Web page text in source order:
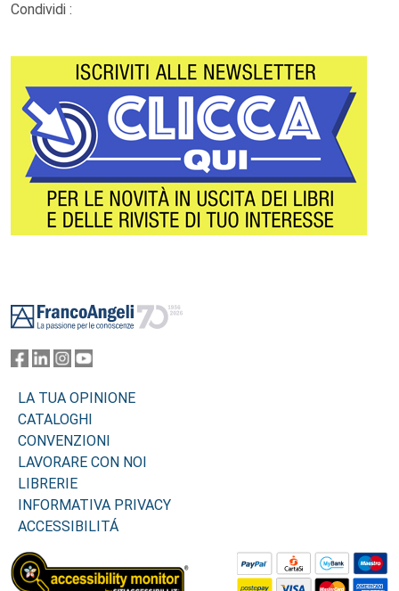
Condividi :
LA TUA OPINIONE
CATALOGHI
CONVENZIONI
LAVORARE CON NOI
LIBRERIE
INFORMATIVA PRIVACY
ACCESSIBILITÁ